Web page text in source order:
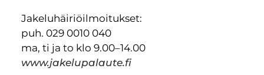
Jakeluhäiriöilmoitukset:
puh. 029 0010 040
ma, ti ja to klo 9.00–14.00
www.jakelupalaute.fi